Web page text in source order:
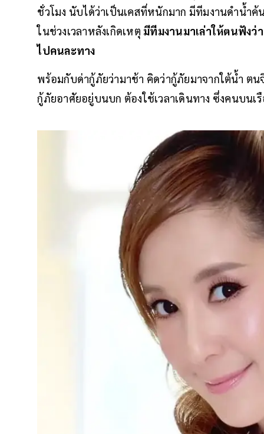
ชั่วโมง นับได้ว่าเป็นเคสที่หนักมาก มีทีมงานดำน้ำ
ในช่วงเวลาหลังเกิดเหตุ มีทีมงานมาเล่าให้ตนฟังว่
ไปคนละทาง
พร้อมกับด่ากู้ภัยว่ามาช้า คิดว่ากู้ภัยมาจากใต้น้ำ ต
กู้ภัยอาศัยอยู่บนบก ต้องใช้เวลาเดินทาง ซึ่งคนบน